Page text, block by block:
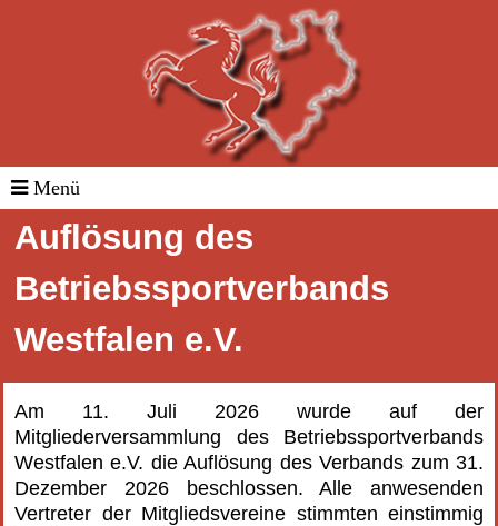
Auflösung des
Betriebssportverbands
Westfalen e.V.
Am 11. Juli 2026 wurde auf der
Mitgliederversammlung des Betriebssportverbands
Westfalen e.V. die Auflösung des Verbands zum 31.
Dezember 2026 beschlossen. Alle anwesenden
Vertreter der Mitgliedsvereine stimmten einstimmig